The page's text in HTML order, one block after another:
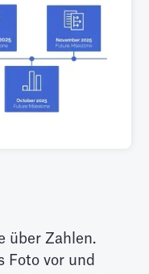
über Zahlen.
Foto vor und